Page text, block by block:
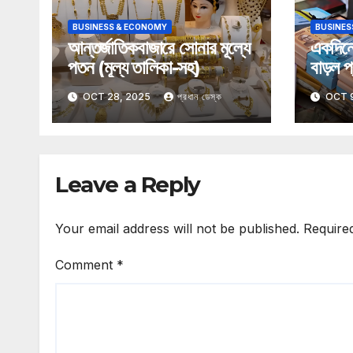
BUSINESS & ECONOMY
আন্তর্জাতিকবাজারে সোনার মূল্যে
পতন (মূল্য তালিকা-সহ)
OCT 28, 2025 প্রধান ডেস্ক
বাড়ল
OCT
Leave a Reply
Your email address will not be published.
Comment *